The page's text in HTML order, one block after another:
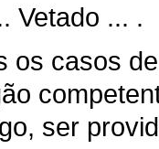
Vetado ... .
os casos
ser